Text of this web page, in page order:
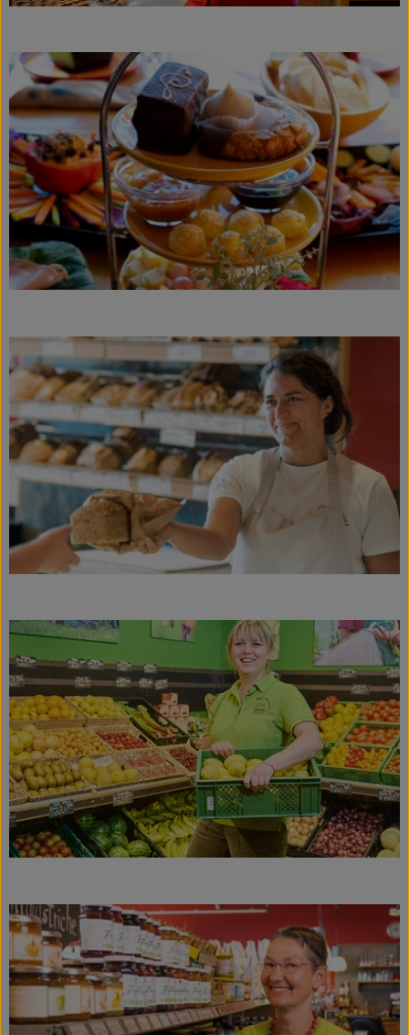
Gutes aus Höhenberg
Einfach Bio
Obst & Gemüse
Bäckerei
Kühlregal
Tiefkühlprodukte
Süßes & Snacks
Naturkost
Getränke
Naturkosmetik
Dr. Hauschka - Wala
Drogerie
Garten
Saatgut
Gedrucktes
Trinkgeld & Spenden
Service
B2B
Veranstaltungen
Wissen
Über uns